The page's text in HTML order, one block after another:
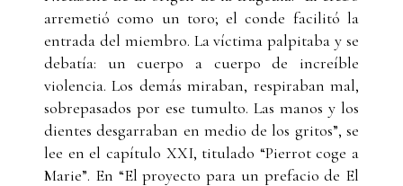
arremetió como un toro; el conde facilitó la
entrada del miembro. La víctima palpitaba y se
debatía: un cuerpo a cuerpo de increíble
violencia. Los demás miraban, respiraban mal,
sobrepasados por ese tumulto. Las manos y los
dientes desgarraban en medio de los gritos”, se
lee en el capítulo XXI, titulado “Pierrot coge a
Marie”. En “El proyecto para un prefacio de El